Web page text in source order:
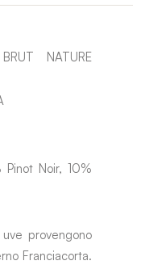
NATURE
Noir, 10%
provengono
Franciacorta.